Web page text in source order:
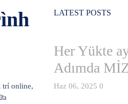
trí online,
LATEST POSTS
Her Yükte
Adımda
Haz 06, 2025 0